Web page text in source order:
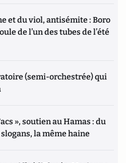
et du viol, antisémite : Boro
de l’un des tubes de l’été
(semi-orchestrée) qui
», soutien au Hamas : du
la même haine